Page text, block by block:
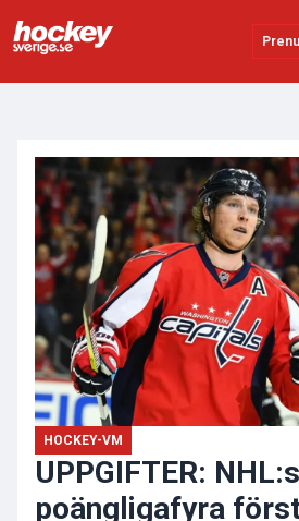
SHL
Evenemang
Övrigt
HOCKEY-VM
UPPGIFTER: NHL:s
poängligafyra